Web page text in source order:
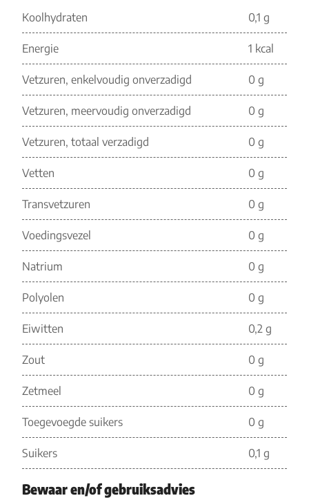
Koolhydraten
0,1 g
Energie 1 kcal
Vetzuren, enkelvoudig onverzadigd 0 g
Vetzuren, meervoudig onverzadigd 0 g
Vetzuren, totaal verzadigd 0 g
Vetten 0 g
Transvetzuren 0 g
Voedingsvezel 0 g
Natrium 0 g
Polyolen 0 g
Eiwitten 0,2 g
Zout 0 g
Zetmeel 0 g
Toegevoegde suikers 0 g
Suikers 0,1 g
Bewaar en/of gebruiksadvies